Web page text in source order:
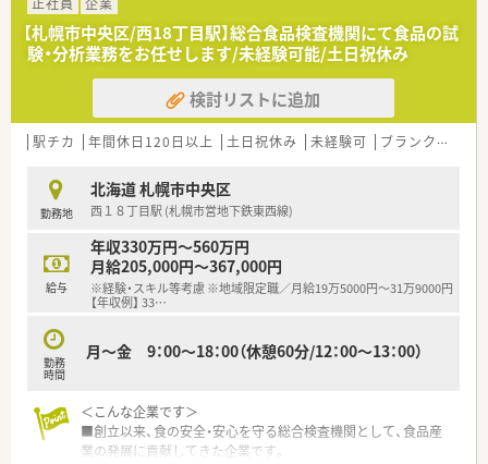
【札幌市中央区/西18丁目駅】総合食品検査機関にて食品の試
験・分析業務をお任せします/未経験可能/土日祝休み
検討リストに追加
駅チカ 年間休日120日以上 土日祝休み 未経験可 ブランク可
勤務地
北海道 札幌市中央区
西１８丁目駅 (札幌市営地下鉄東西線)
給与
年収330万円～560万円
月給205,000円～367,000円
※経験・スキル等考慮 ※地域限定職／月給19万5000円～31万9000円
【年収例】 33…
勤務
時間
月～金 9：00～18：00（休憩60分/12：00～13：00）
＜こんな企業です＞
■創立以来、食の安全・安心を守る総合検査機関として、食品産
業の発展に貢献してきた企業です。